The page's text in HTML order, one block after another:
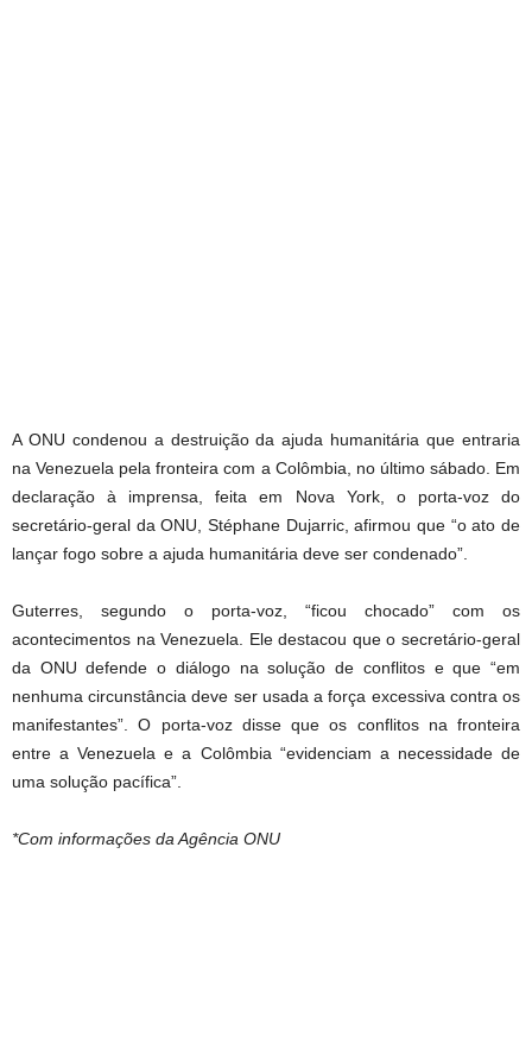
A ONU condenou a destruição da ajuda humanitária que entraria
na Venezuela pela fronteira com a Colômbia, no último sábado. Em
declaração à imprensa, feita em Nova York, o porta-voz do
secretário-geral da ONU, Stéphane Dujarric, afirmou que “o ato de
lançar fogo sobre a ajuda humanitária deve ser condenado”.
Guterres, segundo o porta-voz, “ficou chocado” com os
acontecimentos na Venezuela. Ele destacou que o secretário-geral
da ONU defende o diálogo na solução de conflitos e que “em
nenhuma circunstância deve ser usada a força excessiva contra os
manifestantes”. O porta-voz disse que os conflitos na fronteira
entre a Venezuela e a Colômbia “evidenciam a necessidade de
uma solução pacífica”.
*Com informações da Agência ONU